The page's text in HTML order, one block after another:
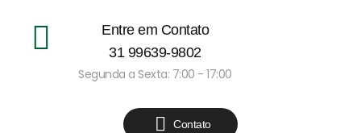
Entre em Contato
31 99639-9802
Segunda a Sexta: 7:00 - 17:00
Contato